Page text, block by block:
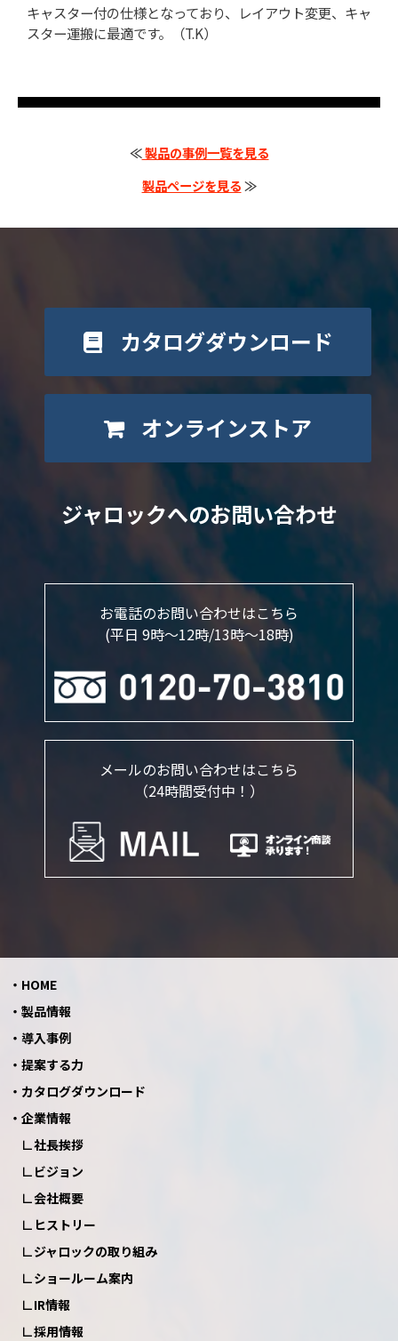
キャスター付の仕様となっており、レイアウト変更、キャ
スター運搬に最適です。（T.K）
≪製品の事例一覧を見る
製品ページを見る≫
カタログダウンロード
オンラインストア
ジャロックへのお問い合わせ
お電話のお問い合わせはこちら
(平日 9時～12時/13時〜18時)
メールのお問い合わせはこちら
（24時間受付中！）
HOME
製品情報
導入事例
提案する力
カタログダウンロード
企業情報
社長挨拶
ビジョン
会社概要
ヒストリー
ジャロックの取り組み
ショールーム案内
IR情報
採用情報